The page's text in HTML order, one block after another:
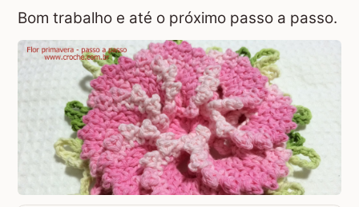
Bom trabalho e até o próximo passo a passo.